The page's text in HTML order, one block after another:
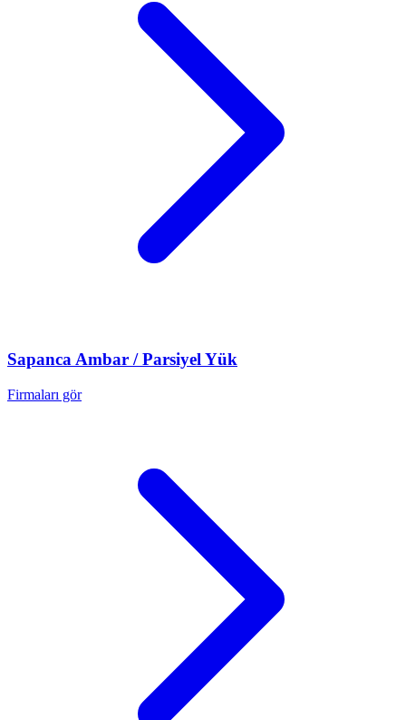
Sapanca Ambar / Parsiyel Yük
Firmaları gör